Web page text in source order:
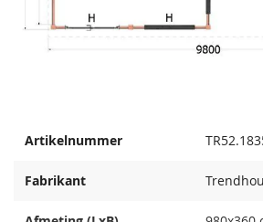
Artikelnummer
Fabrikant